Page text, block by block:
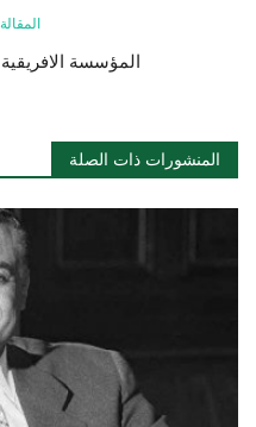
المؤسسة
المنشورات ذات الصلة